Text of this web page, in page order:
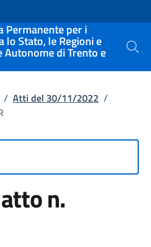
Permanente per i
lo Stato, le Regioni e
Autonome di Trento e Cerca
/ Atti del 30/11/2022 /
n.